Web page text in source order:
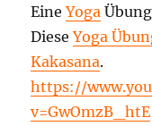
EineYoga
DieseYoga
Kakasana.
https://
v=GwOmzB_htE